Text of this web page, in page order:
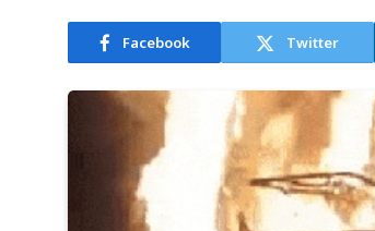
Facebook Twitter